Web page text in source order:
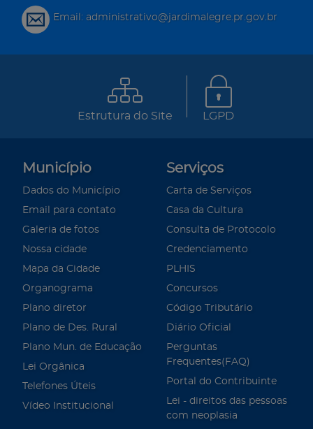
Email: administrativo@jardimalegre.pr.gov.br
Estrutura do Site LGPD
Município
Dados do Município
Email para contato
Galeria de fotos
Nossa cidade
Mapa da Cidade
Organograma
Plano diretor
Plano de Des. Rural
Plano Mun. de Educação
Lei Orgânica
Telefones Úteis
Vídeo Institucional
Serviços
Carta de Serviços
Casa da Cultura
Consulta de Protocolo
Credenciamento
PLHIS
Concursos
Código Tributário
Diário Oficial
Perguntas
Frequentes(FAQ)
Portal do Contribuinte
Lei - direitos das pessoas
com neoplasia